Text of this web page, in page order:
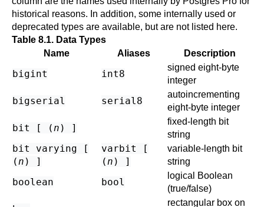
historical reasons. In addition, some internally used or
deprecated types are available, but are not listed here.
Table 8.1. Data Types
Name
Aliases Description
bigint int8
signed eight-byte
integer
bigserial serial8
autoincrementing
eight-byte integer
bit [ (n ) ]
fixed-length bit
string
bit varying [
(n ) ]
varbit [
(n ) ]
variable-length bit
string
boolean bool
logical Boolean
(true/false)
rectangular box on